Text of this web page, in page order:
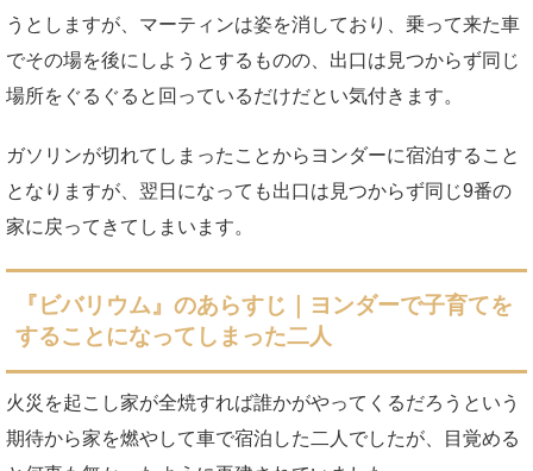
うとしますが、マーティンは姿を消しており、乗って来た車
でその場を後にしようとするものの、出口は見つからず同じ
場所をぐるぐると回っているだけだとい気付きます。
ガソリンが切れてしまったことからヨンダーに宿泊すること
となりますが、翌日になっても出口は見つからず同じ9番の
家に戻ってきてしまいます。
『ビバリウム』のあらすじ｜ヨンダーで子育てを
することになってしまった二人
火災を起こし家が全焼すれば誰かがやってくるだろうという
期待から家を燃やして車で宿泊した二人でしたが、目覚める